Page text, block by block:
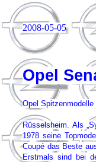
2008-05-05
Opel
Opel
Rüsselsheim. Als
1978 seine
Coupé das Beste
Erstmals sind bei